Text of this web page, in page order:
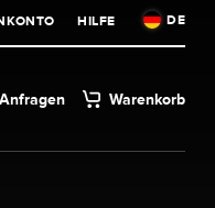
HILFE DE
Anfragen Warenkorb